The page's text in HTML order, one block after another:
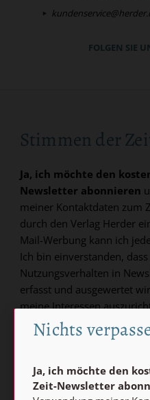
FOLGEN SIE
Stimmen der
Ja, ich möchte den
Newsletter abonnieren
meiner Kontaktdaten zum
durch den Verlag Herder
Mail-Werbung kann ich
Ich bin einverstanden,
Nutzungsverhalten in
erfasst und ausgewertet
meine Interessen
Newsletter oder E-Mail
ausschalten.
Datenschutzhinweisen.
Nichts
Ja, ich möchte den
Zeit-Newsletter